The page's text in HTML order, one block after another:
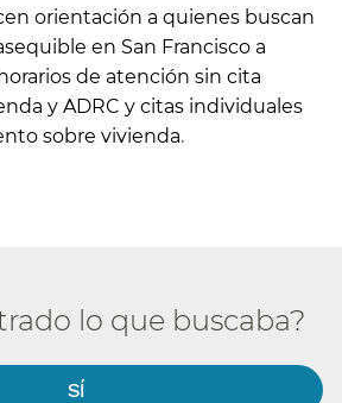
orientación a quienes buscan
en San Francisco a
de atención sin cita
y ADRC y citas individuales
sobre vivienda.​​
lo que buscaba?​​
SÍ​​